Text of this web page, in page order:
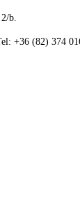
b.
+36 (82) 374